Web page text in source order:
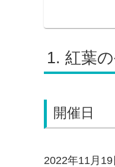
紅葉
開催日
2022年11月19